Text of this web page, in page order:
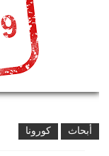
أبحاث كورونا